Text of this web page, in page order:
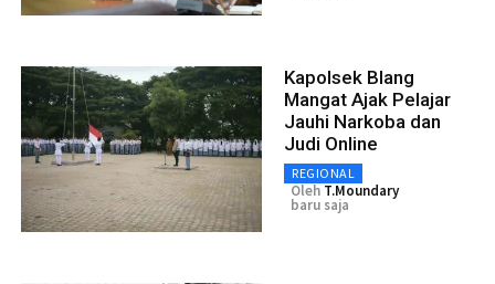
Kapolsek Blang
Mangat Ajak Pelajar
Jauhi Narkoba dan
Judi Online
REGIONAL
Oleh T.moundary
baru saja